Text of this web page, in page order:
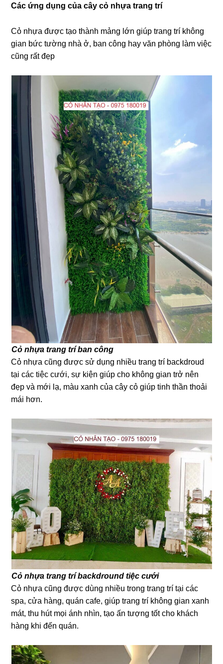
Các ứng dụng của cây cỏ nhựa trang trí
Cỏ nhựa được tạo thành mảng lớn giúp trang trí không
gian bức tường nhà ở, ban công hay văn phòng làm việc
cũng rất đẹp
Cỏ nhựa trang trí ban công
Cỏ nhựa cũng được sử dụng nhiều trang trí backdroud
tại các tiệc cưới, sự kiện giúp cho không gian trở nên
đẹp và mới lạ, màu xanh của cây cỏ giúp tinh thần thoải
mái hơn.
Cỏ nhựa trang trí backdround tiệc cưới
Cỏ nhựa cũng được dùng nhiều trong trang trí tại các
spa, cửa hàng, quán cafe, giúp trang trí không gian xanh
mát, thu hút mọi ánh nhìn, tạo ấn tượng tốt cho khách
hàng khi đến quán.